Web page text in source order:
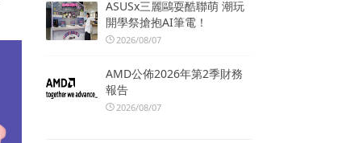
ASUSx三麗鷗耍酷聯萌 潮玩
開學祭搶抱AI筆電！
2026/08/07
AMD公佈2026年第2季財務
報告
2026/08/07